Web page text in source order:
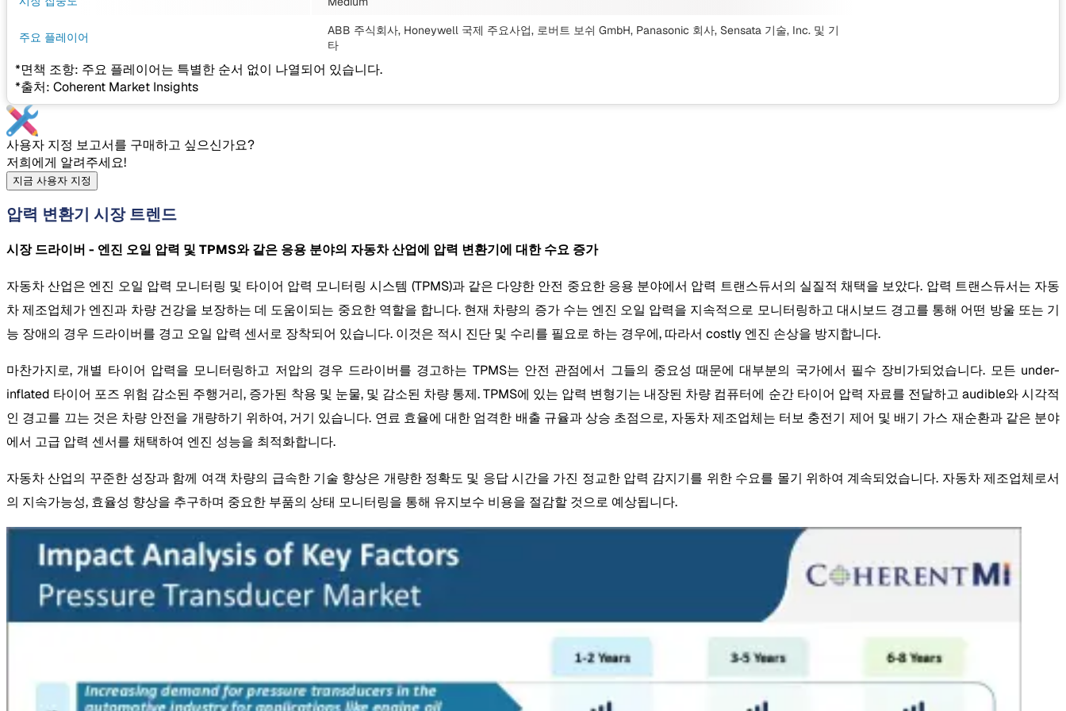
주요 플레이어 ABB 주식회사, Honeywell 국제 주요사업, 로버트 보쉬 GmbH, Panasonic 회사, Sensata 기술, Inc. 및 기
타
*면책 조항: 주요 플레이어는 특별한 순서 없이 나열되어 있습니다.
*출처: Coherent Market Insights
사용자 지정 보고서를 구매하고 싶으신가요?
저희에게 알려주세요!
지금 사용자 지정
압력 변환기 시장 트렌드
시장 드라이버 - 엔진 오일 압력 및 TPMS와 같은 응용 분야의 자동차 산업에 압력 변환기에 대한 수요 증가
자동차 산업은 엔진 오일 압력 모니터링 및 타이어 압력 모니터링 시스템 (TPMS)과 같은 다양한 안전 중요한 응용 분야에서 압력 트랜스듀서의 실질적 채택을 보았다. 압력 트랜스듀서는 자동
차 제조업체가 엔진과 차량 건강을 보장하는 데 도움이되는 중요한 역할을 합니다. 현재 차량의 증가 수는 엔진 오일 압력을 지속적으로 모니터링하고 대시보드 경고를 통해 어떤 방울 또는 기
능 장애의 경우 드라이버를 경고 오일 압력 센서로 장착되어 있습니다. 이것은 적시 진단 및 수리를 필요로 하는 경우에, 따라서 costly 엔진 손상을 방지합니다.
마찬가지로, 개별 타이어 압력을 모니터링하고 저압의 경우 드라이버를 경고하는 TPMS는 안전 관점에서 그들의 중요성 때문에 대부분의 국가에서 필수 장비가되었습니다. 모든 under-
inflated 타이어 포즈 위험 감소된 주행거리, 증가된 착용 및 눈물, 및 감소된 차량 통제. TPMS에 있는 압력 변형기는 내장된 차량 컴퓨터에 순간 타이어 압력 자료를 전달하고 audible와 시각적
인 경고를 끄는 것은 차량 안전을 개량하기 위하여, 거기 있습니다. 연료 효율에 대한 엄격한 배출 규율과 상승 초점으로, 자동차 제조업체는 터보 충전기 제어 및 배기 가스 재순환과 같은 분야
에서 고급 압력 센서를 채택하여 엔진 성능을 최적화합니다.
자동차 산업의 꾸준한 성장과 함께 여객 차량의 급속한 기술 향상은 개량한 정확도 및 응답 시간을 가진 정교한 압력 감지기를 위한 수요를 몰기 위하여 계속되었습니다. 자동차 제조업체로서
의 지속가능성, 효율성 향상을 추구하며 중요한 부품의 상태 모니터링을 통해 유지보수 비용을 절감할 것으로 예상됩니다.